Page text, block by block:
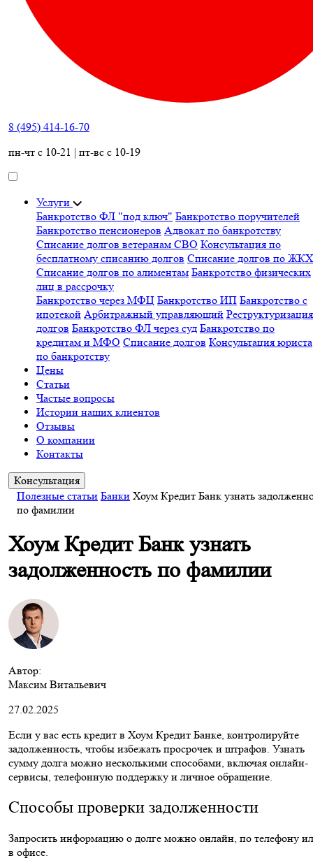
8 (495) 414-16-70
пн-чт с 10-21 | пт-вс с 10-19
Услуги
Банкротство ФЛ "под ключ" Банкротство поручителей
Банкротство пенсионеров Адвокат по банкротству
Списание долгов ветеранам СВО Консультация по
бесплатному списанию долгов Списание долгов по ЖКХ
Списание долгов по алиментам Банкротство физических
лиц в рассрочку
Банкротство через МФЦ Банкротство ИП Банкротство с
ипотекой Арбитражный управляющий Реструктуризация
долгов Банкротство ФЛ через суд Банкротство по
кредитам и МФО Списание долгов Консультация юриста
по банкротству
Цены
Статьи
Частые вопросы
Истории наших клиентов
Отзывы
О компании
Контакты
Консультация
Полезные статьи Банки Хоум Кредит Банк узнать
по фамилии
Хоум Кредит Банк узнать
задолженность по фамилии
Автор:
Максим Витальевич
27.02.2025
Если у вас есть кредит в Хоум Кредит Банке, контролируйте
задолженность, чтобы избежать просрочек и штрафов. Узнать
сумму долга можно несколькими способами, включая онлайн-
сервисы, телефонную поддержку и личное обращение.
Способы проверки задолженности
Запросить информацию о долге можно онлайн, по телефону
в офисе.